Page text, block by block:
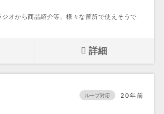
オから商品紹介等、様々な箇所で使えそうで
詳細
ループ対応 20年前